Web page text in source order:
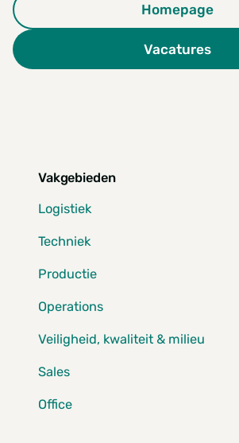
Homepage
Vacatures
Vakgebieden
Logistiek
Techniek
Productie
Operations
Veiligheid, kwaliteit & milieu
Sales
Office